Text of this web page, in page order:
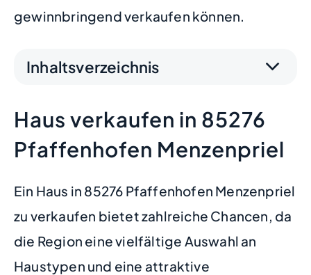
gewinnbringend verkaufen können.
Inhaltsverzeichnis
Haus verkaufen in 85276
Pfaffenhofen Menzenpriel
Ein Haus in 85276 Pfaffenhofen Menzenpriel
zu verkaufen bietet zahlreiche Chancen, da
die Region eine vielfältige Auswahl an
Haustypen und eine attraktive